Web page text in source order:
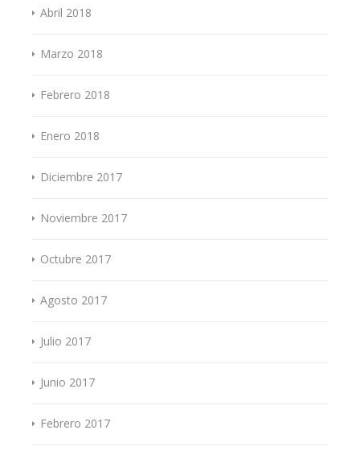
Abril 2018
Marzo 2018
Febrero 2018
Enero 2018
Diciembre 2017
Noviembre 2017
Octubre 2017
Agosto 2017
Julio 2017
Junio 2017
Febrero 2017